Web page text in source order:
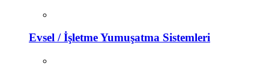
Evsel / İşletme Yumuşatma Sistemleri